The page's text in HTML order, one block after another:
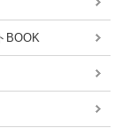
BOOK